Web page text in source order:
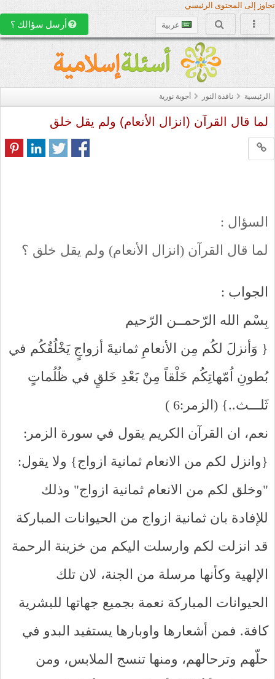
تجاوز إلى المحتوى الرئيسي
عربية أرسل سؤالك ؟
الرئيسية نافذة النور أجوبة نورية
لما قال القرآن (انزال الأنعام) ولم يقل خلق
السؤال :
لما قال القرآن (انزال الأنعام) ولم يقل خلق ؟
الجواب :
بِسْم الله الرّحمــن الرّحيم
{ وَأنزلَ لكُم مِن الأنعامِ ثمانيةَ أزواجٍ يَخْلُقُكُم في
بُطونِ اُمّهاتِكُم خَلْقاً مِنْ بَعْدِ خَلقٍ في ظُلُماتٍ
ثَلـــث..} (الزمر:6 )
نعم، ان القرآن الكريم يقول في سورة الزمر:
{وانزل لكم من الانعام ثمانية ازواج} ولا يقول:
"وخلق لكم من الانعام ثمانية ازواج" وذلك
للإفادة بان ثمانية ازواج من الحيوانات المباركة
قد انزلت لكم وارسلت اليكم من خزينة الرحمة
الإلهية وكأنها مرسلة من الجنة، لان تلك
الحيوانات المباركة نعمة بجميع جهاتها للبشرية
كافة. فمن أشعارها واوبارها يستفيد البدو في
حلّهم وترحالهم، ومنها تنسج الملابس، ومن